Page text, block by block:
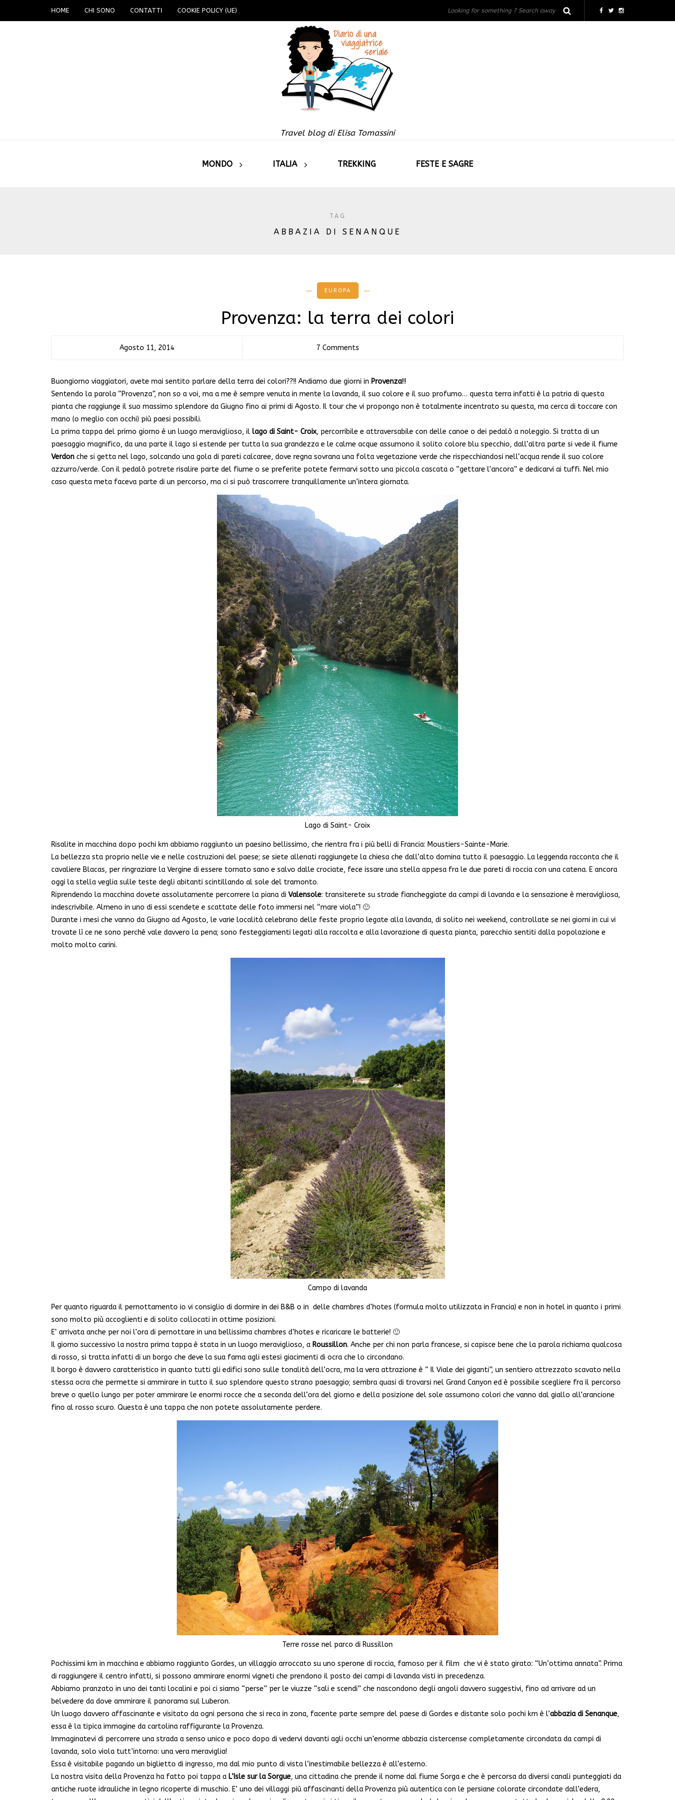
HOME CHI SONO CONTATTI COOKIE POLICY (UE)
Travel blog di Elisa Tomassini
MONDO ITALIA TREKKING FESTE E SAGRE
TAG
ABBAZIA DI SENANQUE
EUROPA
Provenza: la terra dei colori
Agosto 11, 2014 7 Comments
Buongiorno viaggiatori, avete mai sentito parlare della terra dei colori??!! Andiamo due giorni in Provenza!!!
Sentendo la parola “Provenza”, non so a voi, ma a me è sempre venuta in mente la lavanda, il suo colore e il suo profumo… questa terra infatti è la patria di questa
pianta che raggiunge il suo massimo splendore da Giugno fino ai primi di Agosto. Il tour che vi propongo non è totalmente incentrato su questa, ma cerca di toccare con
mano (o meglio con occhi) più paesi possibili.
La prima tappa del primo giorno è un luogo meraviglioso, il lago di Saint- Croix, percorribile e attraversabile con delle canoe o dei pedalò a noleggio. Si tratta di un
paesaggio magnifico, da una parte il lago si estende per tutta la sua grandezza e le calme acque assumono il solito colore blu specchio, dall’altra parte si vede il fiume
Verdon che si getta nel lago, solcando una gola di pareti calcaree, dove regna sovrana una folta vegetazione verde che rispecchiandosi nell’acqua rende il suo colore
azzurro/verde. Con il pedalò potrete risalire parte del fiume o se preferite potete fermarvi sotto una piccola cascata o “gettare l’ancora” e dedicarvi ai tuffi. Nel mio
caso questa meta faceva parte di un percorso, ma ci si può trascorrere tranquillamente un’intera giornata.
Lago di Saint- Croix
Risalite in macchina dopo pochi km abbiamo raggiunto un paesino bellissimo, che rientra fra i più belli di Francia: Moustiers-Sainte-Marie.
La bellezza sta proprio nelle vie e nelle costruzioni del paese; se siete allenati raggiungete la chiesa che dall’alto domina tutto il paesaggio. La leggenda racconta che il
cavaliere Blacas, per ringraziare la Vergine di essere tornato sano e salvo dalle crociate, fece issare una stella appesa fra le due pareti di roccia con una catena. E ancora
oggi la stella veglia sulle teste degli abitanti scintillando al sole del tramonto.
Riprendendo la macchina dovete assolutamente percorrere la piana di Valensole: transiterete su strade fiancheggiate da campi di lavanda e la sensazione è meravigliosa,
indescrivibile. Almeno in uno di essi scendete e scattate delle foto immersi nel “mare viola”! 🙂
Durante i mesi che vanno da Giugno ad Agosto, le varie località celebrano delle feste proprio legate alla lavanda, di solito nei weekend, controllate se nei giorni in cui vi
trovate lì ce ne sono perché vale davvero la pena; sono festeggiamenti legati alla raccolta e alla lavorazione di questa pianta, parecchio sentiti dalla popolazione e
molto molto carini.
Campo di lavanda
Per quanto riguarda il pernottamento io vi consiglio di dormire in dei B&B o in delle chambres d’hotes (formula molto utilizzata in Francia) e non in hotel in quanto i primi
sono molto più accoglienti e di solito collocati in ottime posizioni.
E’ arrivata anche per noi l’ora di pernottare in una bellissima chambres d’hotes e ricaricare le batterie! 🙂
Il giorno successivo la nostra prima tappa è stata in un luogo meraviglioso, a Roussillon. Anche per chi non parla francese, si capisce bene che la parola richiama qualcosa
di rosso, si tratta infatti di un borgo che deve la sua fama agli estesi giacimenti di ocra che lo circondano.
Il borgo è davvero caratteristico in quanto tutti gli edifici sono sulle tonalità dell’ocra, ma la vera attrazione è ” Il Viale dei giganti”, un sentiero attrezzato scavato nella
stessa ocra che permette si ammirare in tutto il suo splendore questo strano paesaggio; sembra quasi di trovarsi nel Grand Canyon ed è possibile scegliere fra il percorso
breve o quello lungo per poter ammirare le enormi rocce che a seconda dell’ora del giorno e della posizione del sole assumono colori che vanno dal giallo all’arancione
fino al rosso scuro. Questa è una tappa che non potete assolutamente perdere.
Terre rosse nel parco di Russillon
Pochissimi km in macchina e abbiamo raggiunto Gordes, un villaggio arroccato su uno sperone di roccia, famoso per il film che vi è stato girato: “Un’ottima annata”. Prima
di raggiungere il centro infatti, si possono ammirare enormi vigneti che prendono il posto dei campi di lavanda visti in precedenza.
Abbiamo pranzato in uno dei tanti localini e poi ci siamo “perse” per le viuzze “sali e scendi” che nascondono degli angoli davvero suggestivi, fino ad arrivare ad un
belvedere da dove ammirare il panorama sul Luberon.
Un luogo davvero affascinante e visitato da ogni persona che si reca in zona, facente parte sempre del paese di Gordes e distante solo pochi km è l’abbazia di Senanque,
essa è la tipica immagine da cartolina raffigurante la Provenza.
Immaginatevi di percorrere una strada a senso unico e poco dopo di vedervi davanti agli occhi un’enorme abbazia cistercense completamente circondata da campi di
lavanda, solo viola tutt’intorno: una vera meraviglia!
Essa è visitabile pagando un biglietto di ingresso, ma dal mio punto di vista l’inestimabile bellezza è all’esterno.
La nostra visita della Provenza ha fatto poi tappa a L’Isle sur la Sorgue, una cittadina che prende il nome dal fiume Sorga e che è percorsa da diversi canali punteggiati da
antiche ruote idrauliche in legno ricoperte di muschio. E’ uno dei villaggi più affascinanti della Provenza più autentica con le persiane colorate circondate dall’edera,